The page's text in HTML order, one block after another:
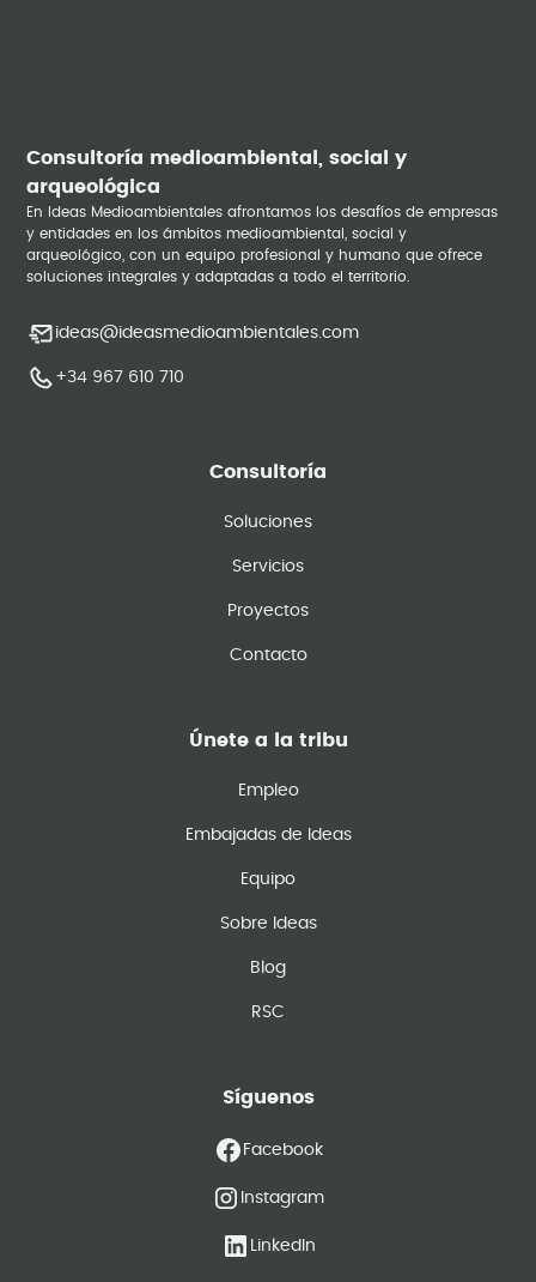
Consultoría medioambiental, social y
arqueológica
En Ideas Medioambientales afrontamos los desafíos de empresas
y entidades en los ámbitos medioambiental, social y
arqueológico, con un equipo profesional y humano que ofrece
soluciones integrales y adaptadas a todo el territorio.
ideas@ideasmedioambientales.com
+34 967 610 710
Consultoría
Soluciones
Servicios
Proyectos
Contacto
Únete a la tribu
Empleo
Embajadas de Ideas
Equipo
Sobre Ideas
Blog
RSC
Síguenos
Facebook
Instagram
LinkedIn